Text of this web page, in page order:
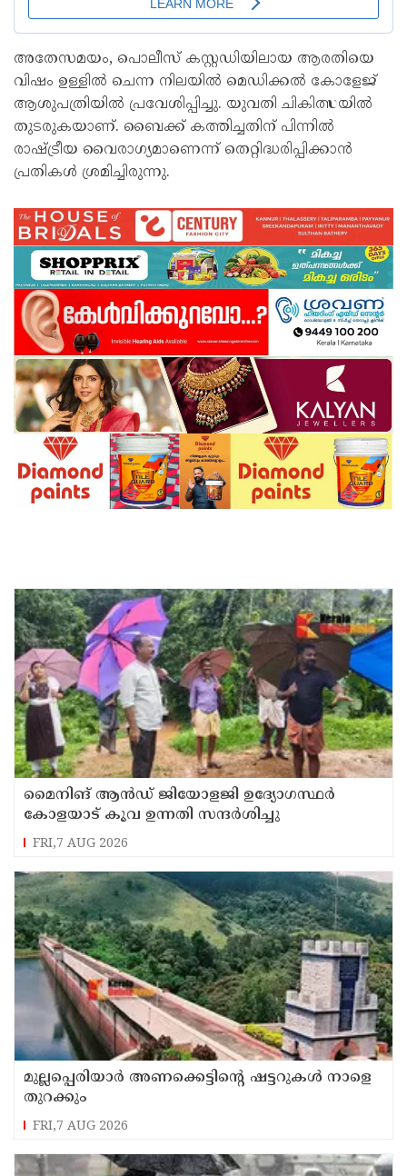
അതേസമയം, പൊലീസ് കസ്റ്റഡിയിലായ ആരതിയെ
വിഷം ഉള്ളില്‍ ചെന്ന നിലയില്‍ മെഡിക്കല്‍ കോളേജ്
ആശുപത്രിയില്‍ പ്രവേശിപ്പിച്ചു. യുവതി ചികിത്സയില്‍
തുടരുകയാണ്. ബൈക്ക് കത്തിച്ചതിന് പിന്നില്‍
രാഷ്ട്രീയ വൈരാഗ്യമാണെന്ന് തെറ്റിദ്ധരിപ്പിക്കാന്‍
പ്രതികള്‍ ശ്രമിച്ചിരുന്നു.
മൈനിങ് ആൻഡ്​ ജിയോളജി ഉദ്യോഗസ്ഥർ
കോളയാട് കൂവ ഉന്നതി സന്ദർശിച്ചു
FRI,7 AUG 2026
മുല്ലപ്പെരിയാർ അണക്കെട്ടിന്റെ ഷട്ടറുകൾ നാളെ
തുറക്കും
FRI,7 AUG 2026